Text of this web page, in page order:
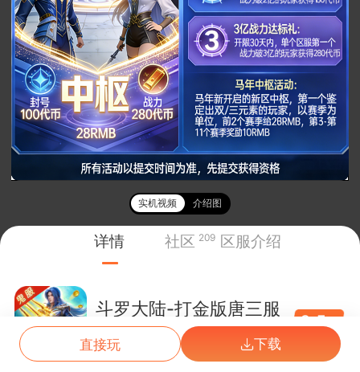
实机视频 介绍图
详情 社区 209 区服介绍
斗罗大陆-打金版唐三服
07/18 万魂·唐三81服
3.5折
直接玩 下载